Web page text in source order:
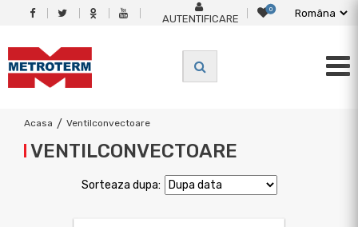
AUTENTIFICARE
0
Acasa / Ventilconvectoare
VENTILCONVECTOARE
Sorteaza dupa: